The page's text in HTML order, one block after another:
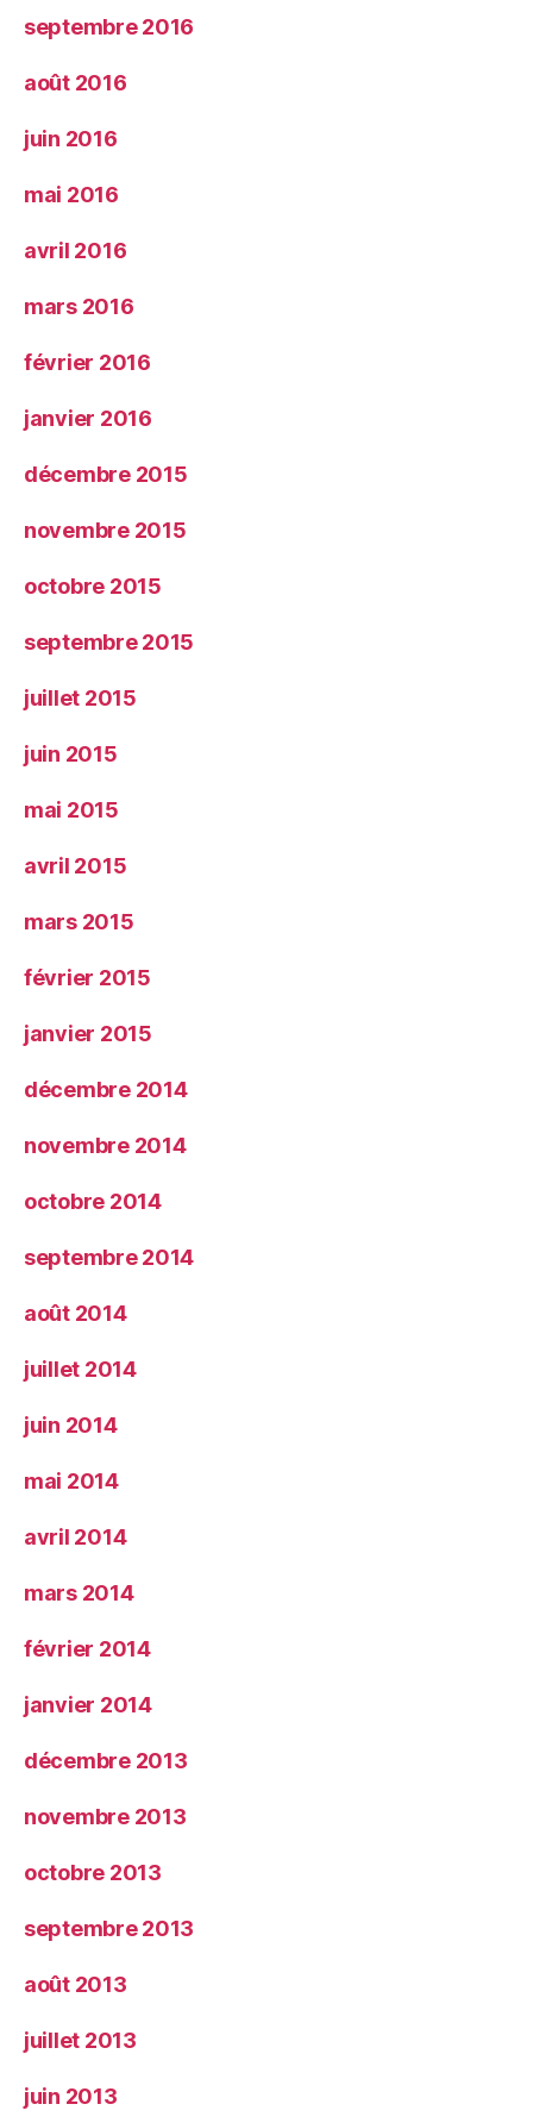
septembre 2016
août 2016
juin 2016
mai 2016
avril 2016
mars 2016
février 2016
janvier 2016
décembre 2015
novembre 2015
octobre 2015
septembre 2015
juillet 2015
juin 2015
mai 2015
avril 2015
mars 2015
février 2015
janvier 2015
décembre 2014
novembre 2014
octobre 2014
septembre 2014
août 2014
juillet 2014
juin 2014
mai 2014
avril 2014
mars 2014
février 2014
janvier 2014
décembre 2013
novembre 2013
octobre 2013
septembre 2013
août 2013
juillet 2013
juin 2013